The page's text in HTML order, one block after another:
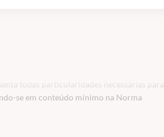
todas particularidades necessárias
se em conteúdo mínimo na Norma